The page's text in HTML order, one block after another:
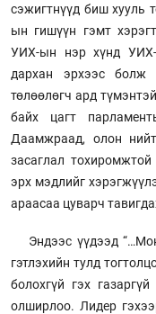
сэжигтнүүд биш хууль
ын гишүүн гэмт
УИХ-ын нэр хүнд УИХ-
дархан эрхээс
төлөөлөгч ард
байх цагт
Даамжраад, олон
засаглал
эрх мэдлийг
араасаа цуварч
Эндээс үүдээд
гэтлэхийн тулд
болохгүй гэх
олширлоо. Лидер